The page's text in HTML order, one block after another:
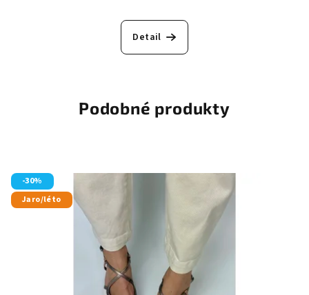
Detail
Podobné produkty
-30%
Jaro/léto